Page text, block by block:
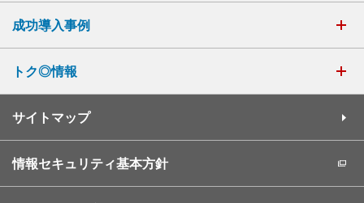
成功導入事例
トク◎情報
サイトマップ
情報セキュリティ基本方針